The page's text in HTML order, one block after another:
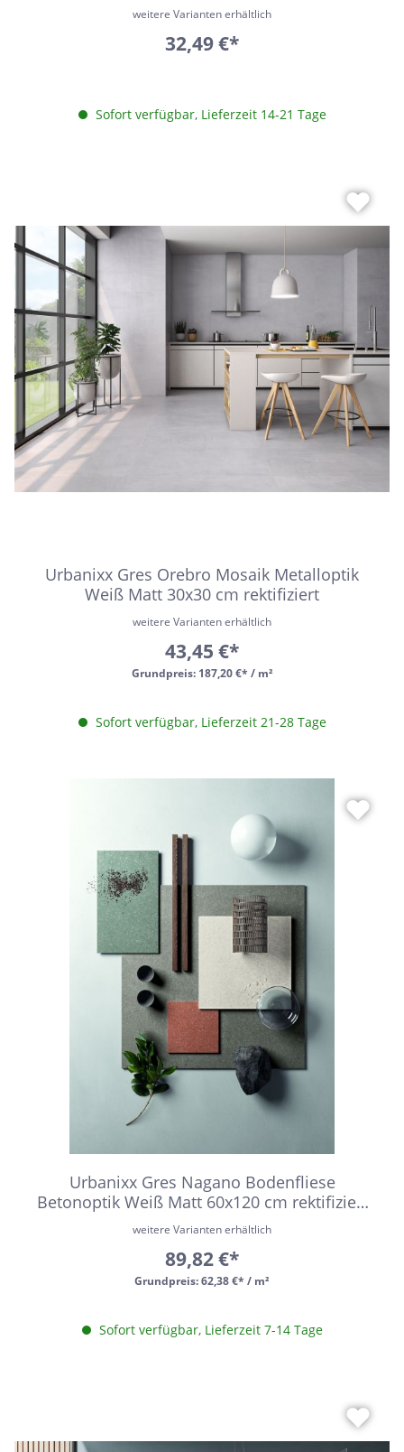
weitere Varianten erhältlich
32,49 €*
Sofort verfügbar, Lieferzeit 14-21 Tage
Urbanixx Gres Orebro Mosaik Metalloptik
Weiß Matt 30x30 cm rektifiziert
Grundpreis: 187,20 €* / m²
weitere Varianten erhältlich
43,45 €*
Sofort verfügbar, Lieferzeit 21-28 Tage
Urbanixx Gres Nagano Bodenfliese
Betonoptik Weiß Matt 60x120 cm rektifiziert
R10
Grundpreis:62,38 €* / m²
weitere Varianten erhältlich
89,82 €*
Sofort verfügbar, Lieferzeit 7-14 Tage